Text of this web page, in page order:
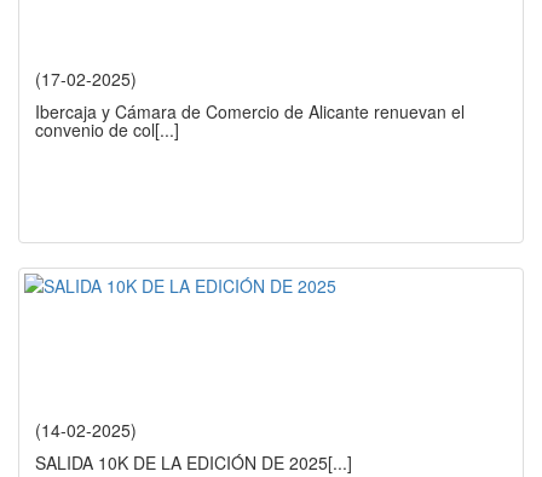
(17-02-2025)
Ibercaja y Cámara de Comercio de Alicante renuevan el
convenio de col[...]
(14-02-2025)
SALIDA 10K DE LA EDICIÓN DE 2025[...]